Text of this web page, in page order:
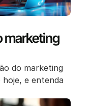
marketing
do marketing
hoje, e entenda